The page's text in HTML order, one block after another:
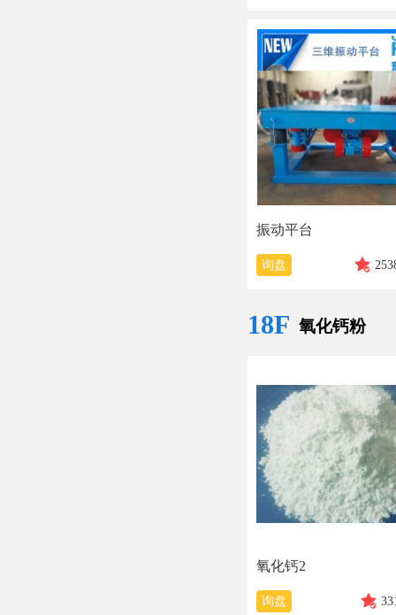
振动平台
询盘
18F 氧化钙粉
氧化钙2
询盘